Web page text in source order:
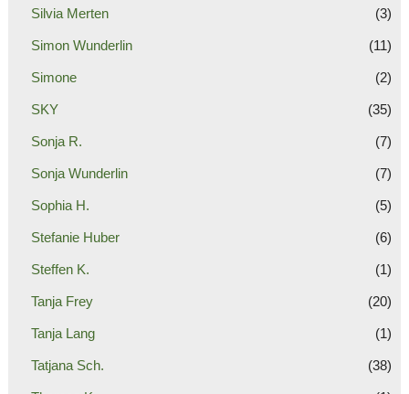
Silvia Merten (3)
Simon Wunderlin (11)
Simone (2)
SKY (35)
Sonja R. (7)
Sonja Wunderlin (7)
Sophia H. (5)
Stefanie Huber (6)
Steffen K. (1)
Tanja Frey (20)
Tanja Lang (1)
Tatjana Sch. (38)